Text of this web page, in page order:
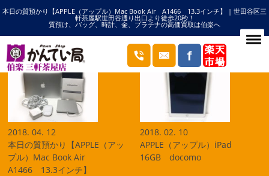
本日の質預かり【APPLE（アップル）Mac Book Air A1466 13.3インチ】 | 世田谷区三
軒茶屋駅世田谷通り出口より徒歩20秒！
質預け、バッグ、時計、金、プラチナの高価買取は伯楽へ
HOME アップルの記事一覧
ブログ
2018. 04. 12
本日の質預かり【APPLE（アッ
プル）Mac Book Air
A1466 13.3インチ】
2018. 02. 10
APPLE（アップル）iPad
16GB docomo